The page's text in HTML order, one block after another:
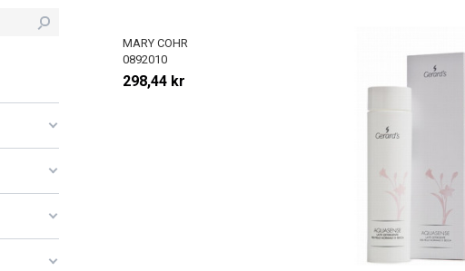
MARY COHR
0892010
298,44 kr